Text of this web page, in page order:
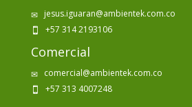
✉ jesus.iguaran@ambientek.com.co
 +57 314 2193106
Comercial
✉ comercial@ambientek.com.co
 +57 313 4007248